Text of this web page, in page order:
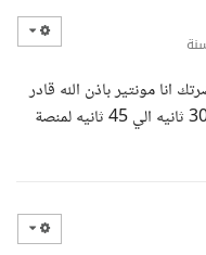
انا مونتير باذن الله قادر
علي مونتاج الفديو الخاص بحضرتك لفديو 30 ثانيه الي 45 ثانيه لمنصة